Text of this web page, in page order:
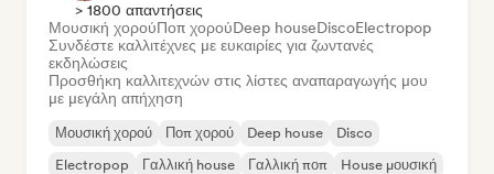
> 1800 απαντήσεις
Μουσική χορούΠοπ χορούDeep houseDiscoElectropop
Συνδέστε καλλιτέχνες με ευκαιρίες για ζωντανές
εκδηλώσεις
Προσθήκη καλλιτεχνών στις λίστες αναπαραγωγής μου
με μεγάλη απήχηση
Μουσική χορού Ποπ χορού Deep house
Disco
Electropop
Γαλλική house Γαλλική ποπ House μουσική